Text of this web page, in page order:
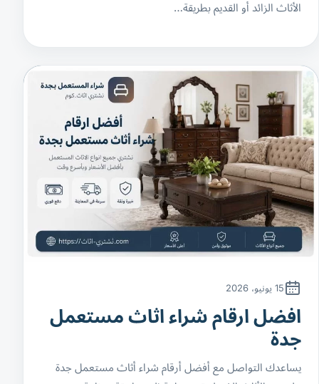
الأثاث الزائد أو القديم بطريقة…
15 يونيو، 2026
افضل ارقام شراء اثاث مستعمل
جدة
يساعدك التواصل مع أفضل أرقام شراء أثاث مستعمل جدة